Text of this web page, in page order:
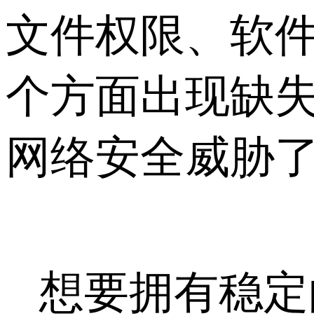
文件权限、软
个方面出现缺
网络安全威胁
想要拥有稳